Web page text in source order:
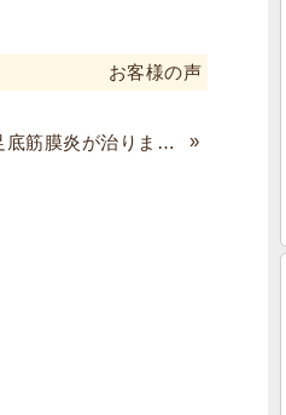
お客様の声
足底筋膜炎が治りました！ »